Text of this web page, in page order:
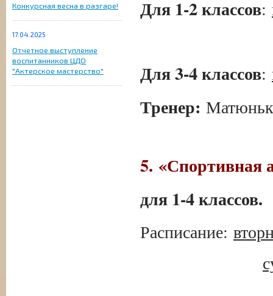
Конкурсная весна в разгаре!
17.04.2025
Отчетное выступление
воспитанников ЦДО
"Актерское мастерство"
Для 1-2 классов:
Для 3-4 классов:
Тренер:
5. «Спортивная
для 1-4 классов.
Расписание: